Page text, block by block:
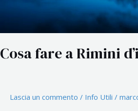
Cosa fare a Rimini
Lascia un commento / Info Utili /